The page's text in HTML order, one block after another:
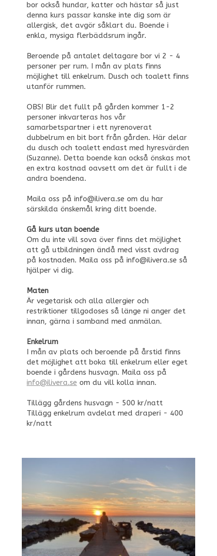
bor också hundar, katter och hästar så just
denna kurs passar kanske inte dig som är
allergisk, det avgör såklart du. Boende i
enkla, mysiga flerbäddsrum ingår.
Beroende på antalet deltagare bor vi 2 - 4
personer per rum. I mån av plats finns
möjlighet till enkelrum. Dusch och toalett finns
utanför rummen.
OBS! Blir det fullt på gården kommer 1-2
personer inkvarteras hos vår
samarbetspartner i ett nyrenoverat
dubbelrum en bit bort från gården. Här delar
du dusch och toalett endast med hyresvärden
(Suzanne). Detta boende kan också önskas mot
en extra kostnad oavsett om det är fullt i de
andra boendena.
Maila oss på info@ilivera.se om du har
särskilda önskemål kring ditt boende.
Gå kurs utan boende
Om du inte vill sova över finns det möjlighet
att gå utbildningen ändå med visst avdrag
på kostnaden. Maila oss på info@ilivera.se så
hjälper vi dig.
Maten
Är vegetarisk och alla allergier och
restriktioner tillgodoses så länge ni anger det
innan, gärna i samband med anmälan.
Enkelrum
I mån av plats och beroende på årstid finns
det möjlighet att boka till enkelrum eller eget
boende i gårdens husvagn. Maila oss på
info@ilivera.se om du vill kolla innan.
Tillägg gårdens husvagn - 500 kr/natt
Tillägg enkelrum avdelat med draperi - 400
kr/natt